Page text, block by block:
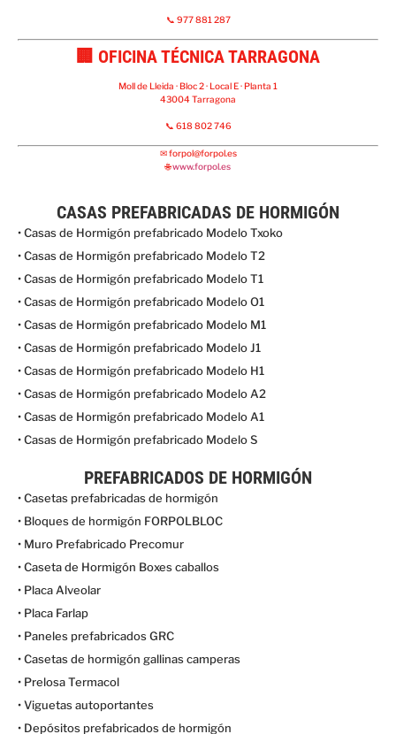
📞 977 881 287
🏢 OFICINA TÉCNICA TARRAGONA
Moll de Lleida · Bloc 2 · Local E · Planta 1
43004 Tarragona
📞 618 802 746
✉forpol@forpol.es
🌐www.forpol.es
CASAS PREFABRICADAS DE HORMIGÓN
• Casas de Hormigón prefabricado Modelo Txoko
• Casas de Hormigón prefabricado Modelo T2
• Casas de Hormigón prefabricado Modelo T1
• Casas de Hormigón prefabricado Modelo O1
• Casas de Hormigón prefabricado Modelo M1
• Casas de Hormigón prefabricado Modelo J1
• Casas de Hormigón prefabricado Modelo H1
• Casas de Hormigón prefabricado Modelo A2
• Casas de Hormigón prefabricado Modelo A1
• Casas de Hormigón prefabricado Modelo S
PREFABRICADOS DE HORMIGÓN
• Casetas prefabricadas de hormigón
• Bloques de hormigón FORPOLBLOC
• Muro Prefabricado Precomur
• Caseta de Hormigón Boxes caballos
• Placa Alveolar
• Placa Farlap
• Paneles prefabricados GRC
• Casetas de hormigón gallinas camperas
• Prelosa Termacol
• Viguetas autoportantes
• Depósitos prefabricados de hormigón